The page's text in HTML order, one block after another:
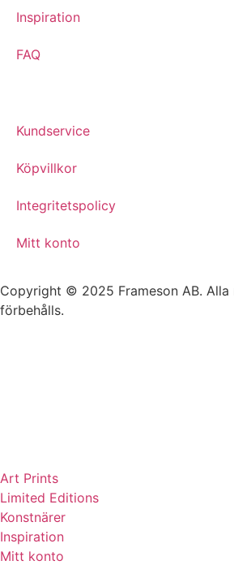
Inspiration
FAQ
Kundservice
Köpvillkor
Integritetspolicy
Mitt konto
Copyright © 2025 Frameson AB.
förbehålls.
Art Prints
Limited Editions
Konstnärer
Inspiration
Mitt konto